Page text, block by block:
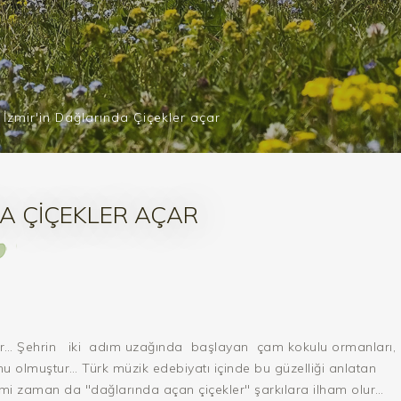
İzmir'in Dağlarında Çiçekler açar
ÇIÇEKLER AÇAR
Şehrin iki adım uzağında başlayan
çam kokulu ormanları,
olmuştur… Türk müzik edebiyatı içinde bu güzelliği anlatan
zaman da "dağlarında açan çiçekler" şarkılara ilham olur…